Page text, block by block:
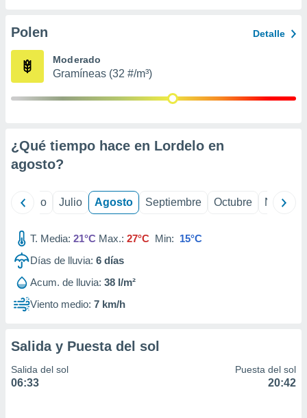
e
mediante
de
1199
Polen Detalle
Moderado
Gramíneas (32 #/m³)
¿Qué tiempo hace en Lordelo en
agosto?
Junio Julio Agosto Septiembre Octubre
T. Media: 21°C Max.: 27°C Min: 15°C
Días de lluvia: 6 días
Acum. de lluvia: 38 l/m²
Viento medio: 7 km/h
Salida y Puesta del sol
Salida del sol
06:33
Puesta del sol
20:42